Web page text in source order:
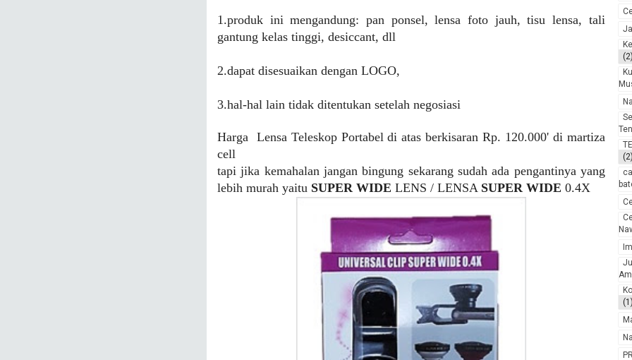
1.produk ini mengandung: pan ponsel, lensa foto jauh, tisu lensa, tali
gantung kelas tinggi, desiccant, dll
2.dapat disesuaikan dengan LOGO,
3.hal-hal lain tidak ditentukan setelah negosiasi
Harga Lensa Teleskop Portabel di atas berkisaran Rp. 120.000' di martiza
cell
tapi jika kemahalan jangan bingung sekarang sudah ada pengantinya yang
lebih murah yaitu SUPER WIDE LENS / LENSA SUPER WIDE 0.4X
(2)
(2)
(1)